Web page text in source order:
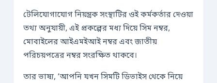
টেলিযোগাযোগ নিয়ন্ত্রক সংস্থাটির ওই কর্মকর্তার দেওয়া
তথ্য অনুযায়ী, এই প্রকল্পের মধ্য দিয়ে সিম নম্বর,
মোবাইলের আইএমইআই নম্বর এবং জাতীয়
পরিচয়পত্রের নম্বর সংরক্ষিত থাকবে।
তার ভাষ্য, ‘আপনি যখন সিমটি ডিভাইস থেকে নিয়ে